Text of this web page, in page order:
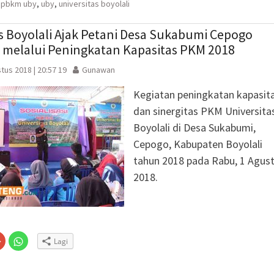
di
yang
baru)
jendela
baru)
pbkm uby, uby, universitas boyolali
Boyolali Ajak Petani Desa Sukabumi Cepogo
Peningkatan Kapasitas PKM 2018
2018 | 20:57 19 Gunawan
Kegiatan peningkatan
dan sinergitas PKM
Boyolali di Desa Sukabumi,
Cepogo, Kabupaten Boyolali
tahun 2018 pada Rabu, 1
2018.
Klik
untuk
berbagi
Klik
untuk Lagi